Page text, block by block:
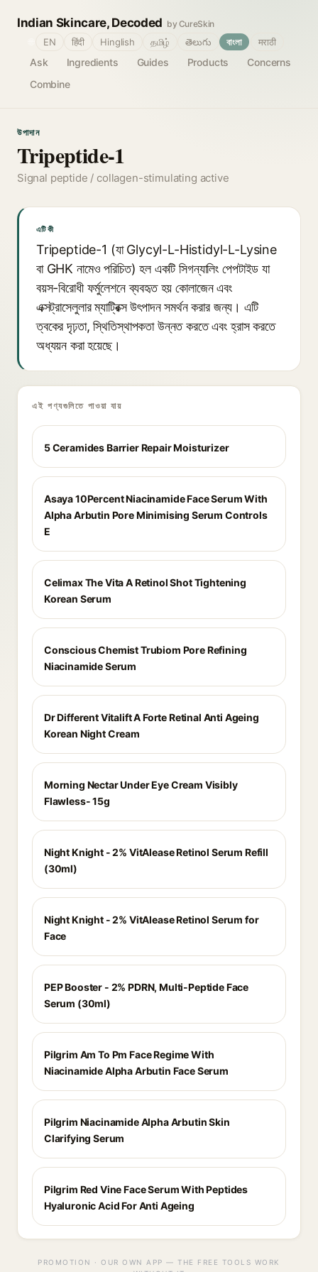
Indian Skincare, Decoded by CureSkin
Ask Ingredients Guides Products
Concerns
Combine
EN हिंदी Hinglish தமிழ் తెలుగు বাংলা मराठी
উপাদান
Tripeptide-1
Signal peptide / collagen-stimulating active
এটি কী
Tripeptide-1 (যা Glycyl-L-Histidyl-L-Lysine
বা GHK নামেও পরিচিত) হল একটি সিগন্যালিং পেপটাইড যা
বয়স-বিরোধী ফর্মুলেশনে ব্যবহৃত হয় কোলাজেন এবং
এক্সট্রাসেলুলার ম্যাট্রিক্স উৎপাদন সমর্থন করার জন্য। এটি
ত্বকের দৃঢ়তা, স্থিতিস্থাপকতা উন্নত করতে এবং হ্রাস করতে
অধ্যয়ন করা হয়েছে।
এই পণ্যগুলিতে পাওয়া যায়
5 Ceramides Barrier Repair Moisturizer
Asaya 10Percent Niacinamide Face Serum With
Alpha Arbutin Pore Minimising Serum Controls
E
Celimax The Vita A Retinol Shot Tightening
Korean Serum
Conscious Chemist Trubiom Pore Refining
Niacinamide Serum
Dr Different Vitalift A Forte Retinal Anti Ageing
Korean Night Cream
Morning Nectar Under Eye Cream Visibly
Flawless- 15g
Night Knight - 2% VitAlease Retinol Serum Refill
(30ml)
Night Knight - 2% VitAlease Retinol Serum for
Face
PEP Booster - 2% PDRN, Multi-Peptide Face
Serum (30ml)
Pilgrim Am To Pm Face Regime With
Niacinamide Alpha Arbutin Face Serum
Pilgrim Niacinamide Alpha Arbutin Skin
Clarifying Serum
Pilgrim Red Vine Face Serum With Peptides
Hyaluronic Acid For Anti Ageing
PROMOTION · OUR OWN APP — THE FREE TOOLS WORK